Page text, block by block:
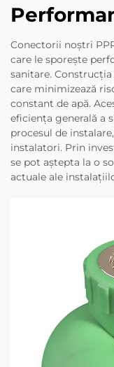
Conectorii noștri
care le sporește
sanitare.
care minimizează
constant de apă.
eficiența generală a
procesul de
instalatori. Prin
se pot aștepta la o
actuale ale